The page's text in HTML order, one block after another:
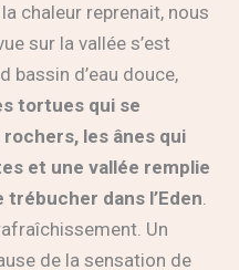
chaleur reprenait, nous
sur la vallée s’est
bassin d’eau douce,
tortues qui se
les ânes qui
et une vallée remplie
trébucher dans l’Eden.
Un
de la sensation de